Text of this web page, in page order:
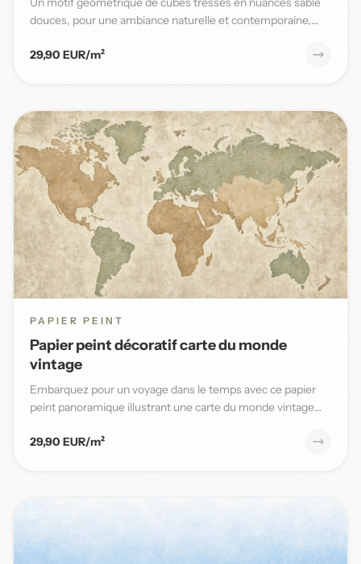
douces, pour une ambiance naturelle et contemporaine,
29,90 EUR/m²
PAPIER PEINT
Papier peint décoratif carte du monde
vintage
Embarquez pour un voyage dans le temps avec ce papier
peint panoramique illustrant une carte du monde vintage
29,90 EUR/m²